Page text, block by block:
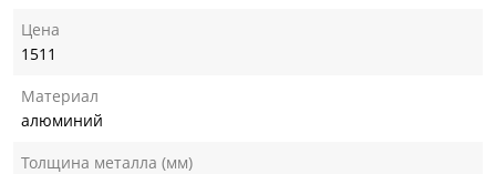
Цена
1511
Материал
алюминий
Толщина металла (мм)